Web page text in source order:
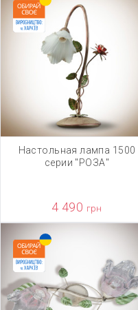
Настольная лампа 1500
серии "РОЗА"
4 490 грн